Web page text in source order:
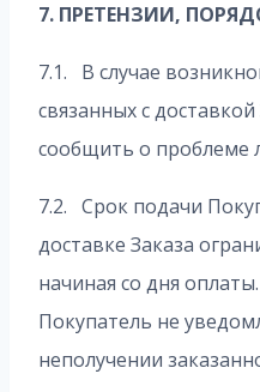
7. ПРЕТЕНЗИИ,
7.1. В случае
связанных с
сообщить о проблеме
7.2. Срок подачи
доставке Заказа
начиная со дня
Покупатель не
неполучении